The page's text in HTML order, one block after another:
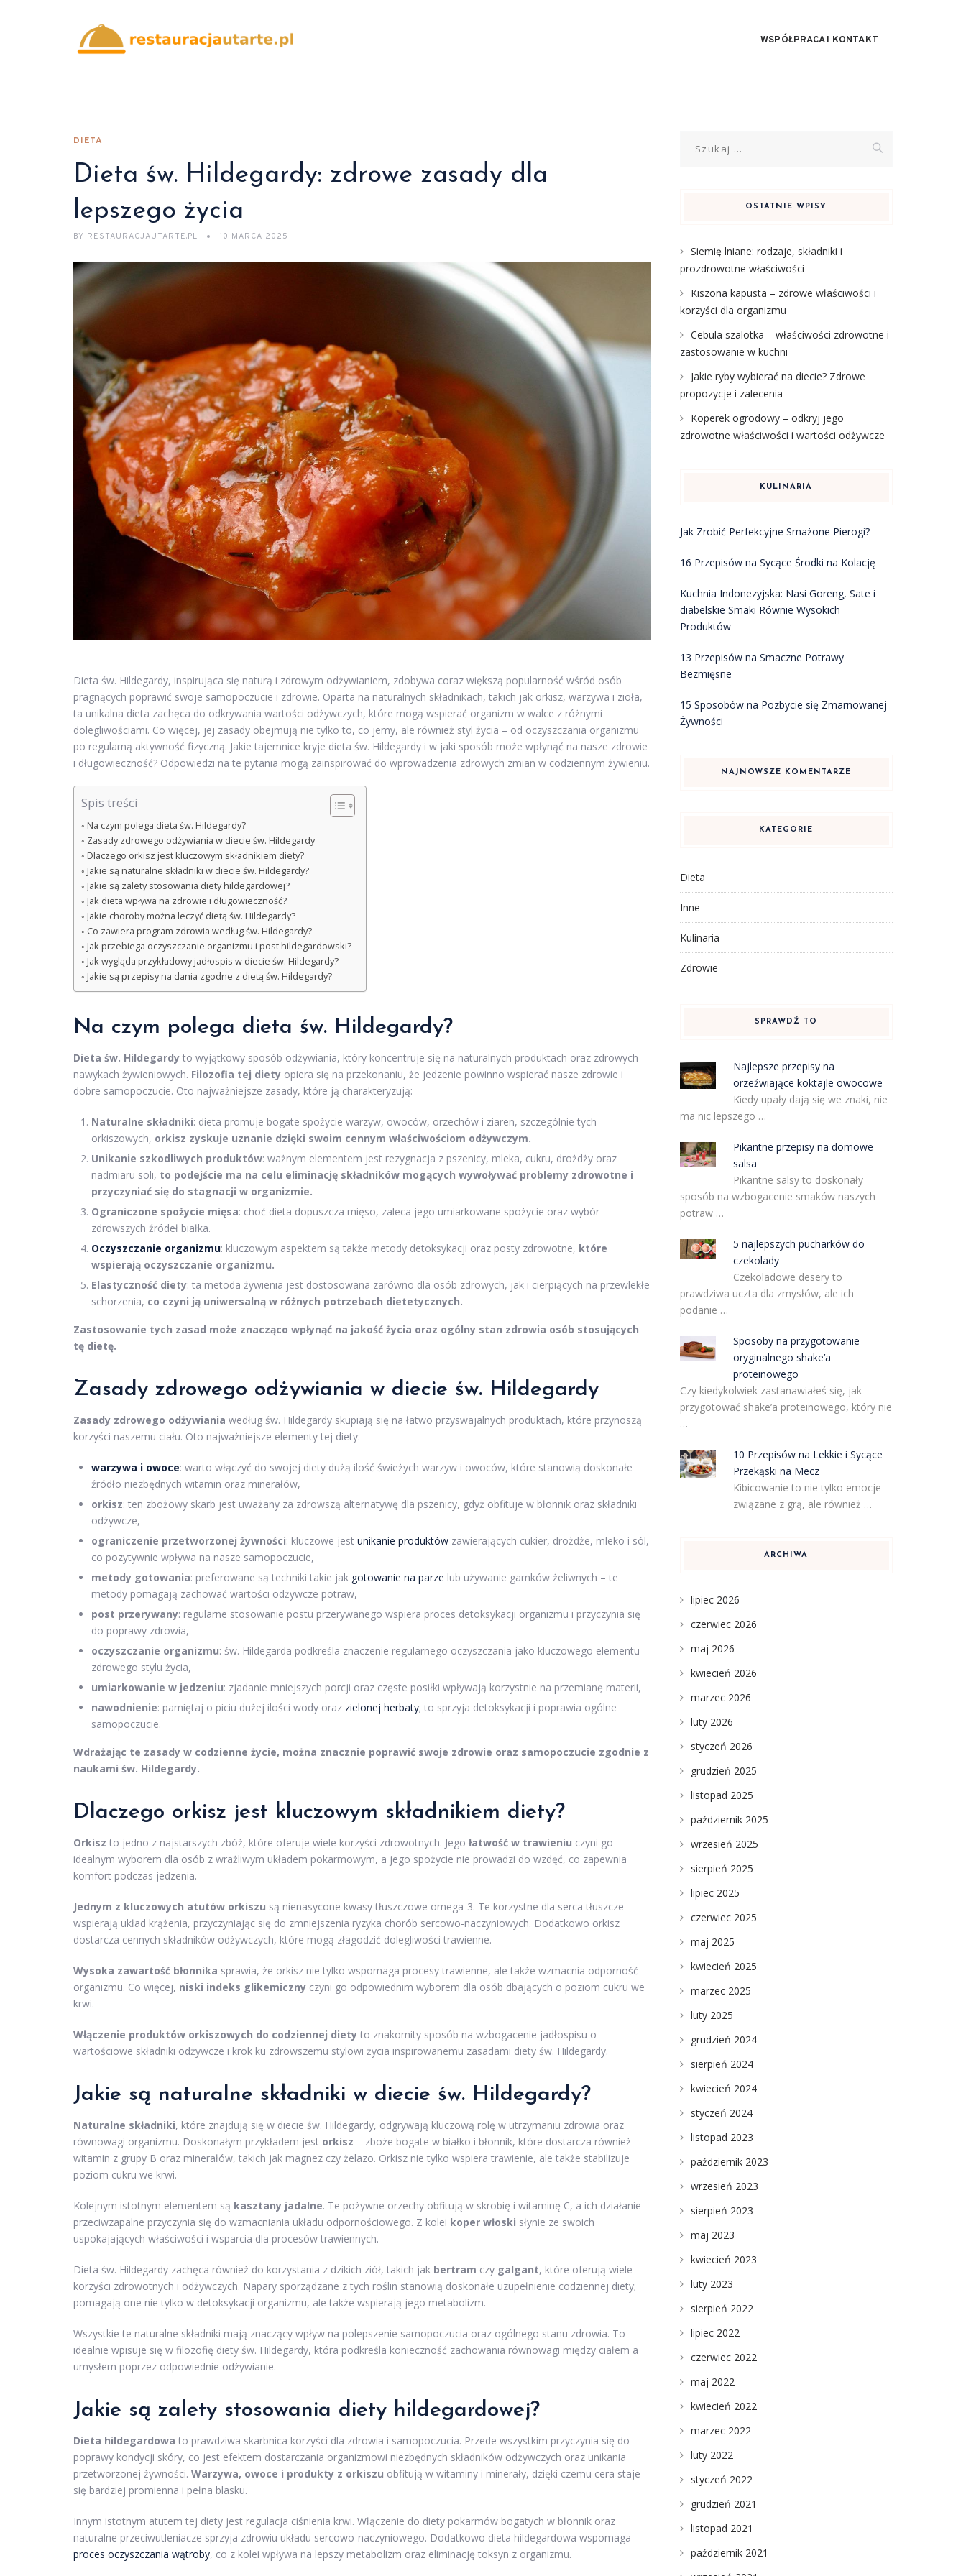
WSPÓŁPRACA I KONTAKT
DIETA
Dieta św. Hildegardy: zdrowe zasady dla
lepszego życia
BY RESTAURACJAUTARTE.PL 10 MARCA 2025
Dieta św. Hildegardy, inspirująca się naturą i zdrowym odżywianiem, zdobywa coraz większą popularność wśród osób
pragnących poprawić swoje samopoczucie i zdrowie. Oparta na naturalnych składnikach, takich jak orkisz, warzywa i zioła,
ta unikalna dieta zachęca do odkrywania wartości odżywczych, które mogą wspierać organizm w walce z różnymi
dolegliwościami. Co więcej, jej zasady obejmują nie tylko to, co jemy, ale również styl życia – od oczyszczania organizmu
po regularną aktywność fizyczną. Jakie tajemnice kryje dieta św. Hildegardy i w jaki sposób może wpłynąć na nasze zdrowie
i długowieczność? Odpowiedzi na te pytania mogą zainspirować do wprowadzenia zdrowych zmian w codziennym żywieniu.
Spis treści
Na czym polega dieta św. Hildegardy?
Zasady zdrowego odżywiania w diecie św. Hildegardy
Dlaczego orkisz jest kluczowym składnikiem diety?
Jakie są naturalne składniki w diecie św. Hildegardy?
Jakie są zalety stosowania diety hildegardowej?
Jak dieta wpływa na zdrowie i długowieczność?
Jakie choroby można leczyć dietą św. Hildegardy?
Co zawiera program zdrowia według św. Hildegardy?
Jak przebiega oczyszczanie organizmu i post hildegardowski?
Jak wygląda przykładowy jadłospis w diecie św. Hildegardy?
Jakie są przepisy na dania zgodne z dietą św. Hildegardy?
Na czym polega dieta św. Hildegardy?
Dieta św. Hildegardy to wyjątkowy sposób odżywiania, który koncentruje się na naturalnych produktach oraz zdrowych
nawykach żywieniowych. Filozofia tej diety opiera się na przekonaniu, że jedzenie powinno wspierać nasze zdrowie i
dobre samopoczucie. Oto najważniejsze zasady, które ją charakteryzują:
Naturalne składniki: dieta promuje bogate spożycie warzyw, owoców, orzechów i ziaren, szczególnie tych
orkiszowych, orkisz zyskuje uznanie dzięki swoim cennym właściwościom odżywczym.
Unikanie szkodliwych produktów: ważnym elementem jest rezygnacja z pszenicy, mleka, cukru, drożdży oraz
nadmiaru soli, to podejście ma na celu eliminację składników mogących wywoływać problemy zdrowotne i
przyczyniać się do stagnacji w organizmie.
Ograniczone spożycie mięsa: choć dieta dopuszcza mięso, zaleca jego umiarkowane spożycie oraz wybór
zdrowszych źródeł białka.
Oczyszczanie organizmu: kluczowym aspektem są także metody detoksykacji oraz posty zdrowotne, które
wspierają oczyszczanie organizmu.
Elastyczność diety: ta metoda żywienia jest dostosowana zarówno dla osób zdrowych, jak i cierpiących na przewlekłe
schorzenia, co czyni ją uniwersalną w różnych potrzebach dietetycznych.
Zastosowanie tych zasad może znacząco wpłynąć na jakość życia oraz ogólny stan zdrowia osób stosujących
tę dietę.
Zasady zdrowego odżywiania w diecie św. Hildegardy
Zasady zdrowego odżywiania według św. Hildegardy skupiają się na łatwo przyswajalnych produktach, które przynoszą
korzyści naszemu ciału. Oto najważniejsze elementy tej diety:
warzywa i owoce: warto włączyć do swojej diety dużą ilość świeżych warzyw i owoców, które stanowią doskonałe
źródło niezbędnych witamin oraz minerałów,
orkisz: ten zbożowy skarb jest uważany za zdrowszą alternatywę dla pszenicy, gdyż obfituje w błonnik oraz składniki
odżywcze,
ograniczenie przetworzonej żywności: kluczowe jest unikanie produktów zawierających cukier, drożdże, mleko i sól,
co pozytywnie wpływa na nasze samopoczucie,
metody gotowania: preferowane są techniki takie jak gotowanie na parze lub używanie garnków żeliwnych – te
metody pomagają zachować wartości odżywcze potraw,
post przerywany: regularne stosowanie postu przerywanego wspiera proces detoksykacji organizmu i przyczynia się
do poprawy zdrowia,
oczyszczanie organizmu: św. Hildegarda podkreśla znaczenie regularnego oczyszczania jako kluczowego elementu
zdrowego stylu życia,
umiarkowanie w jedzeniu: zjadanie mniejszych porcji oraz częste posiłki wpływają korzystnie na przemianę materii,
nawodnienie: pamiętaj o piciu dużej ilości wody oraz zielonej herbaty; to sprzyja detoksykacji i poprawia ogólne
samopoczucie.
Wdrażając te zasady w codzienne życie, można znacznie poprawić swoje zdrowie oraz samopoczucie zgodnie z
naukami św. Hildegardy.
Dlaczego orkisz jest kluczowym składnikiem diety?
Orkisz to jedno z najstarszych zbóż, które oferuje wiele korzyści zdrowotnych. Jego łatwość w trawieniu czyni go
idealnym wyborem dla osób z wrażliwym układem pokarmowym, a jego spożycie nie prowadzi do wzdęć, co zapewnia
komfort podczas jedzenia.
Jednym z kluczowych atutów orkiszu są nienasycone kwasy tłuszczowe omega-3. Te korzystne dla serca tłuszcze
wspierają układ krążenia, przyczyniając się do zmniejszenia ryzyka chorób sercowo-naczyniowych. Dodatkowo orkisz
dostarcza cennych składników odżywczych, które mogą złagodzić dolegliwości trawienne.
Wysoka zawartość błonnika sprawia, że orkisz nie tylko wspomaga procesy trawienne, ale także wzmacnia odporność
organizmu. Co więcej, niski indeks glikemiczny czyni go odpowiednim wyborem dla osób dbających o poziom cukru we
krwi.
Włączenie produktów orkiszowych do codziennej diety to znakomity sposób na wzbogacenie jadłospisu o
wartościowe składniki odżywcze i krok ku zdrowszemu stylowi życia inspirowanemu zasadami diety św. Hildegardy.
Jakie są naturalne składniki w diecie św. Hildegardy?
Naturalne składniki, które znajdują się w diecie św. Hildegardy, odgrywają kluczową rolę w utrzymaniu zdrowia oraz
równowagi organizmu. Doskonałym przykładem jest orkisz – zboże bogate w białko i błonnik, które dostarcza również
witamin z grupy B oraz minerałów, takich jak magnez czy żelazo. Orkisz nie tylko wspiera trawienie, ale także stabilizuje
poziom cukru we krwi.
Kolejnym istotnym elementem są kasztany jadalne. Te pożywne orzechy obfitują w skrobię i witaminę C, a ich działanie
przeciwzapalne przyczynia się do wzmacniania układu odpornościowego. Z kolei koper włoski słynie ze swoich
uspokajających właściwości i wsparcia dla procesów trawiennych.
Dieta św. Hildegardy zachęca również do korzystania z dzikich ziół, takich jak bertram czy galgant, które oferują wiele
korzyści zdrowotnych i odżywczych. Napary sporządzane z tych roślin stanowią doskonałe uzupełnienie codziennej diety;
pomagają one nie tylko w detoksykacji organizmu, ale także wspierają jego metabolizm.
Wszystkie te naturalne składniki mają znaczący wpływ na polepszenie samopoczucia oraz ogólnego stanu zdrowia. To
idealnie wpisuje się w filozofię diety św. Hildegardy, która podkreśla konieczność zachowania równowagi między ciałem a
umysłem poprzez odpowiednie odżywianie.
Jakie są zalety stosowania diety hildegardowej?
Dieta hildegardowa to prawdziwa skarbnica korzyści dla zdrowia i samopoczucia. Przede wszystkim przyczynia się do
poprawy kondycji skóry, co jest efektem dostarczania organizmowi niezbędnych składników odżywczych oraz unikania
przetworzonej żywności. Warzywa, owoce i produkty z orkiszu obfitują w witaminy i minerały, dzięki czemu cera staje
się bardziej promienna i pełna blasku.
Innym istotnym atutem tej diety jest regulacja ciśnienia krwi. Włączenie do diety pokarmów bogatych w błonnik oraz
naturalne przeciwutleniacze sprzyja zdrowiu układu sercowo-naczyniowego. Dodatkowo dieta hildegardowa wspomaga
proces oczyszczania wątroby, co z kolei wpływa na lepszy metabolizm oraz eliminację toksyn z organizmu.
OSTATNIE WPISY
Siemię lniane: rodzaje, składniki i
prozdrowotne właściwości
Kiszona kapusta – zdrowe właściwości i
korzyści dla organizmu
Cebula szalotka – właściwości zdrowotne i
zastosowanie w kuchni
Jakie ryby wybierać na diecie? Zdrowe
propozycje i zalecenia
Koperek ogrodowy – odkryj jego
zdrowotne właściwości i wartości odżywcze
KULINARIA
Jak Zrobić Perfekcyjne Smażone Pierogi?
16 Przepisów na Sycące Środki na Kolację
Kuchnia Indonezyjska: Nasi Goreng, Sate i
diabelskie Smaki Równie Wysokich
Produktów
13 Przepisów na Smaczne Potrawy
Bezmięsne
15 Sposobów na Pozbycie się Zmarnowanej
Żywności
NAJNOWSZE KOMENTARZE
KATEGORIE
Dieta
Inne
Kulinaria
Zdrowie
SPRAWDŹ TO
Najlepsze przepisy na
orzeźwiające koktajle owocowe
Kiedy upały dają się we znaki, nie
ma nic lepszego …
Pikantne przepisy na domowe
salsa
Pikantne salsy to doskonały
sposób na wzbogacenie smaków naszych
potraw …
5 najlepszych pucharków do
czekolady
Czekoladowe desery to
prawdziwa uczta dla zmysłów, ale ich
podanie …
Sposoby na przygotowanie
oryginalnego shake’a
proteinowego
Czy kiedykolwiek zastanawiałeś się, jak
przygotować shake’a proteinowego, który nie
…
10 Przepisów na Lekkie i Sycące
Przekąski na Mecz
Kibicowanie to nie tylko emocje
związane z grą, ale również …
ARCHIWA
lipiec 2026
czerwiec 2026
maj 2026
kwiecień 2026
marzec 2026
luty 2026
styczeń 2026
grudzień 2025
listopad 2025
październik 2025
wrzesień 2025
sierpień 2025
lipiec 2025
czerwiec 2025
maj 2025
kwiecień 2025
marzec 2025
luty 2025
grudzień 2024
sierpień 2024
kwiecień 2024
styczeń 2024
listopad 2023
październik 2023
wrzesień 2023
sierpień 2023
maj 2023
kwiecień 2023
luty 2023
sierpień 2022
lipiec 2022
czerwiec 2022
maj 2022
kwiecień 2022
marzec 2022
luty 2022
styczeń 2022
grudzień 2021
listopad 2021
październik 2021